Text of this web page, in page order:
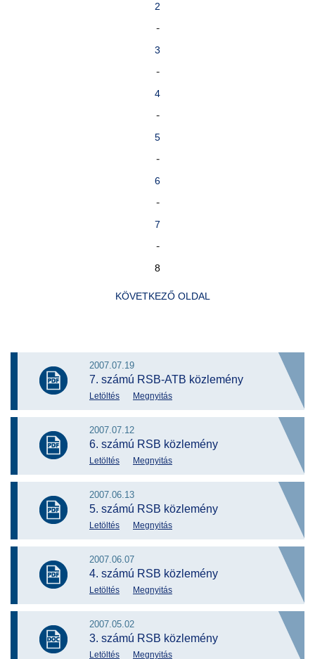
2
-
3
-
4
-
5
-
6
-
7
-
8
KÖVETKEZŐ OLDAL
2007.07.19
7. számú RSB-ATB közlemény
Letöltés Megnyitás
2007.07.12
6. számú RSB közlemény
Letöltés Megnyitás
2007.06.13
5. számú RSB közlemény
Letöltés Megnyitás
2007.06.07
4. számú RSB közlemény
Letöltés Megnyitás
2007.05.02
3. számú RSB közlemény
Letöltés Megnyitás